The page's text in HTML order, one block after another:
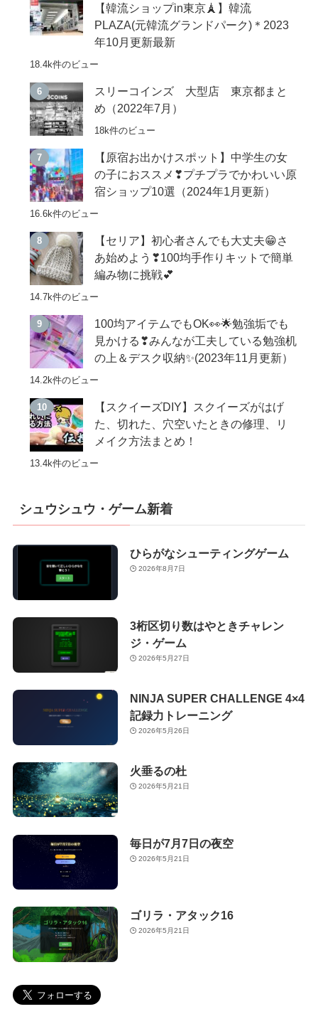
【韓流ショップin東京🗼】韓流
PLAZA(元韓流グランドパーク)＊2023
年10月更新最新
18.4k件のビュー
スリーコインズ 大型店 東京都まと
め（2022年7月）
18k件のビュー
【原宿お出かけスポット】中学生の女
の子におススメ❣プチプラでかわいい原
宿ショップ10選（2024年1月更新）
16.6k件のビュー
【セリア】初心者さんでも大丈夫😁さ
あ始めよう❣100均手作りキットで簡単
編み物に挑戦💕
14.7k件のビュー
100均アイテムでもOK👀🌟勉強垢でも
見かける❣みんなが工夫している勉強机
の上＆デスク収納✨(2023年11月更新）
14.2k件のビュー
【スクイーズDIY】スクイーズがはげ
た、切れた、穴空いたときの修理、リ
メイク方法まとめ！
13.4k件のビュー
シュウシュウ・ゲーム新着
ひらがなシューティングゲーム
2026年8月7日
3桁区切り数はやときチャレン
ジ・ゲーム
2026年5月27日
NINJA SUPER CHALLENGE 4×4
記録力トレーニング
2026年5月26日
火垂るの杜
2026年5月21日
毎日が7月7日の夜空
2026年5月21日
ゴリラ・アタック16
2026年5月21日